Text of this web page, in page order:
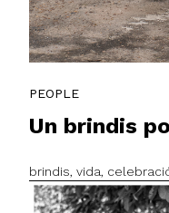
PEOPLE
Un brindis
brindis, vida,